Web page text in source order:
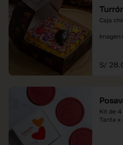
Caja
Imagen
soles
recargo
S/
Kit de
Tanta x